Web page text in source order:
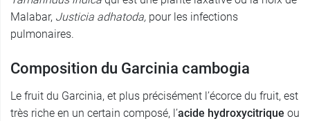
Malabar, Justicia adhatoda, pour les infections
pulmonaires.
Composition du Garcinia cambogia
Le fruit du Garcinia, et plus précisément l’écorce du fruit, est
très riche en un certain composé, l’acide hydroxycitrique ou